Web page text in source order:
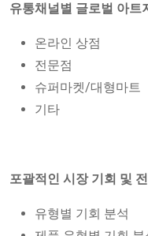
유통채널별 글로벌 아트
온라인 상점
전문점
슈퍼마켓/대형마트
기타
포괄적인 시장 기회 및
유형별 기회 분석